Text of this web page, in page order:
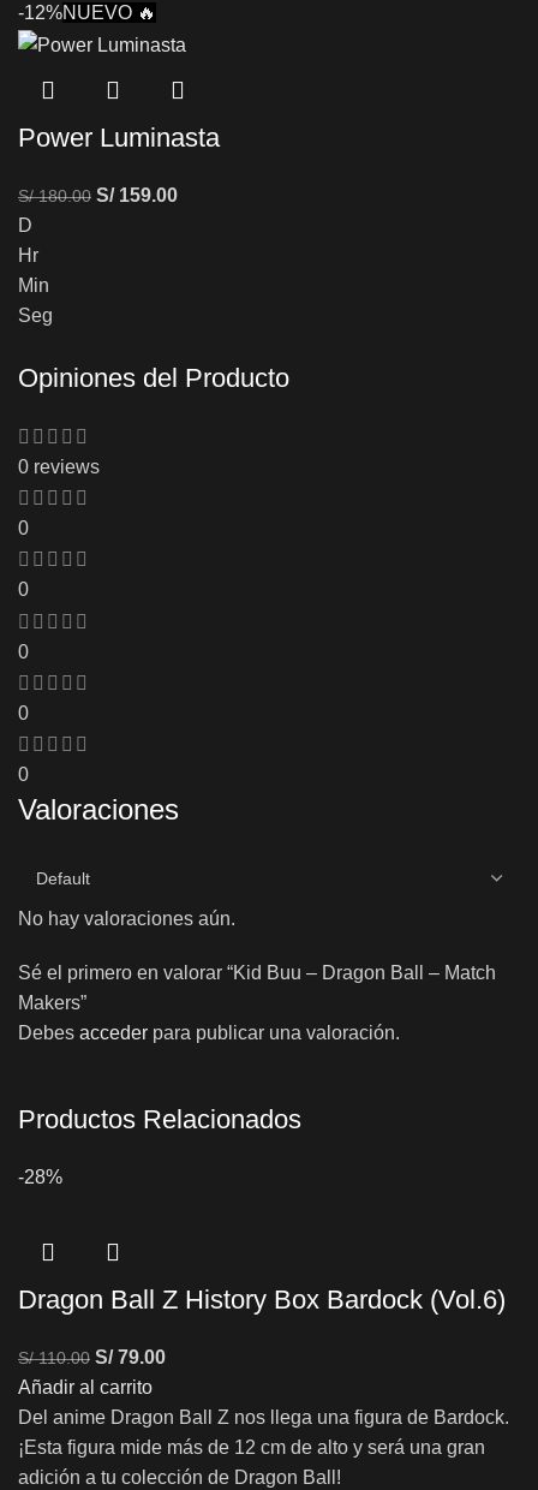
-12%NUEVO 🔥
Power Luminasta
S/180.00 S/159.00
D
Hr
Min
Seg
Opiniones del Producto
0 reviews
0
0
0
0
0
Valoraciones
No hay valoraciones aún.
Sé el primero en valorar “Kid Buu – Dragon Ball – Match
Makers”
Debes acceder para publicar una valoración.
Productos Relacionados
-28%
Dragon Ball Z History Box Bardock (Vol.6)
S/110.00 S/79.00
Añadir al carrito
Del anime Dragon Ball Z nos llega una figura de Bardock.
¡Esta figura mide más de 12 cm de alto y será una gran
adición a tu colección de Dragon Ball!